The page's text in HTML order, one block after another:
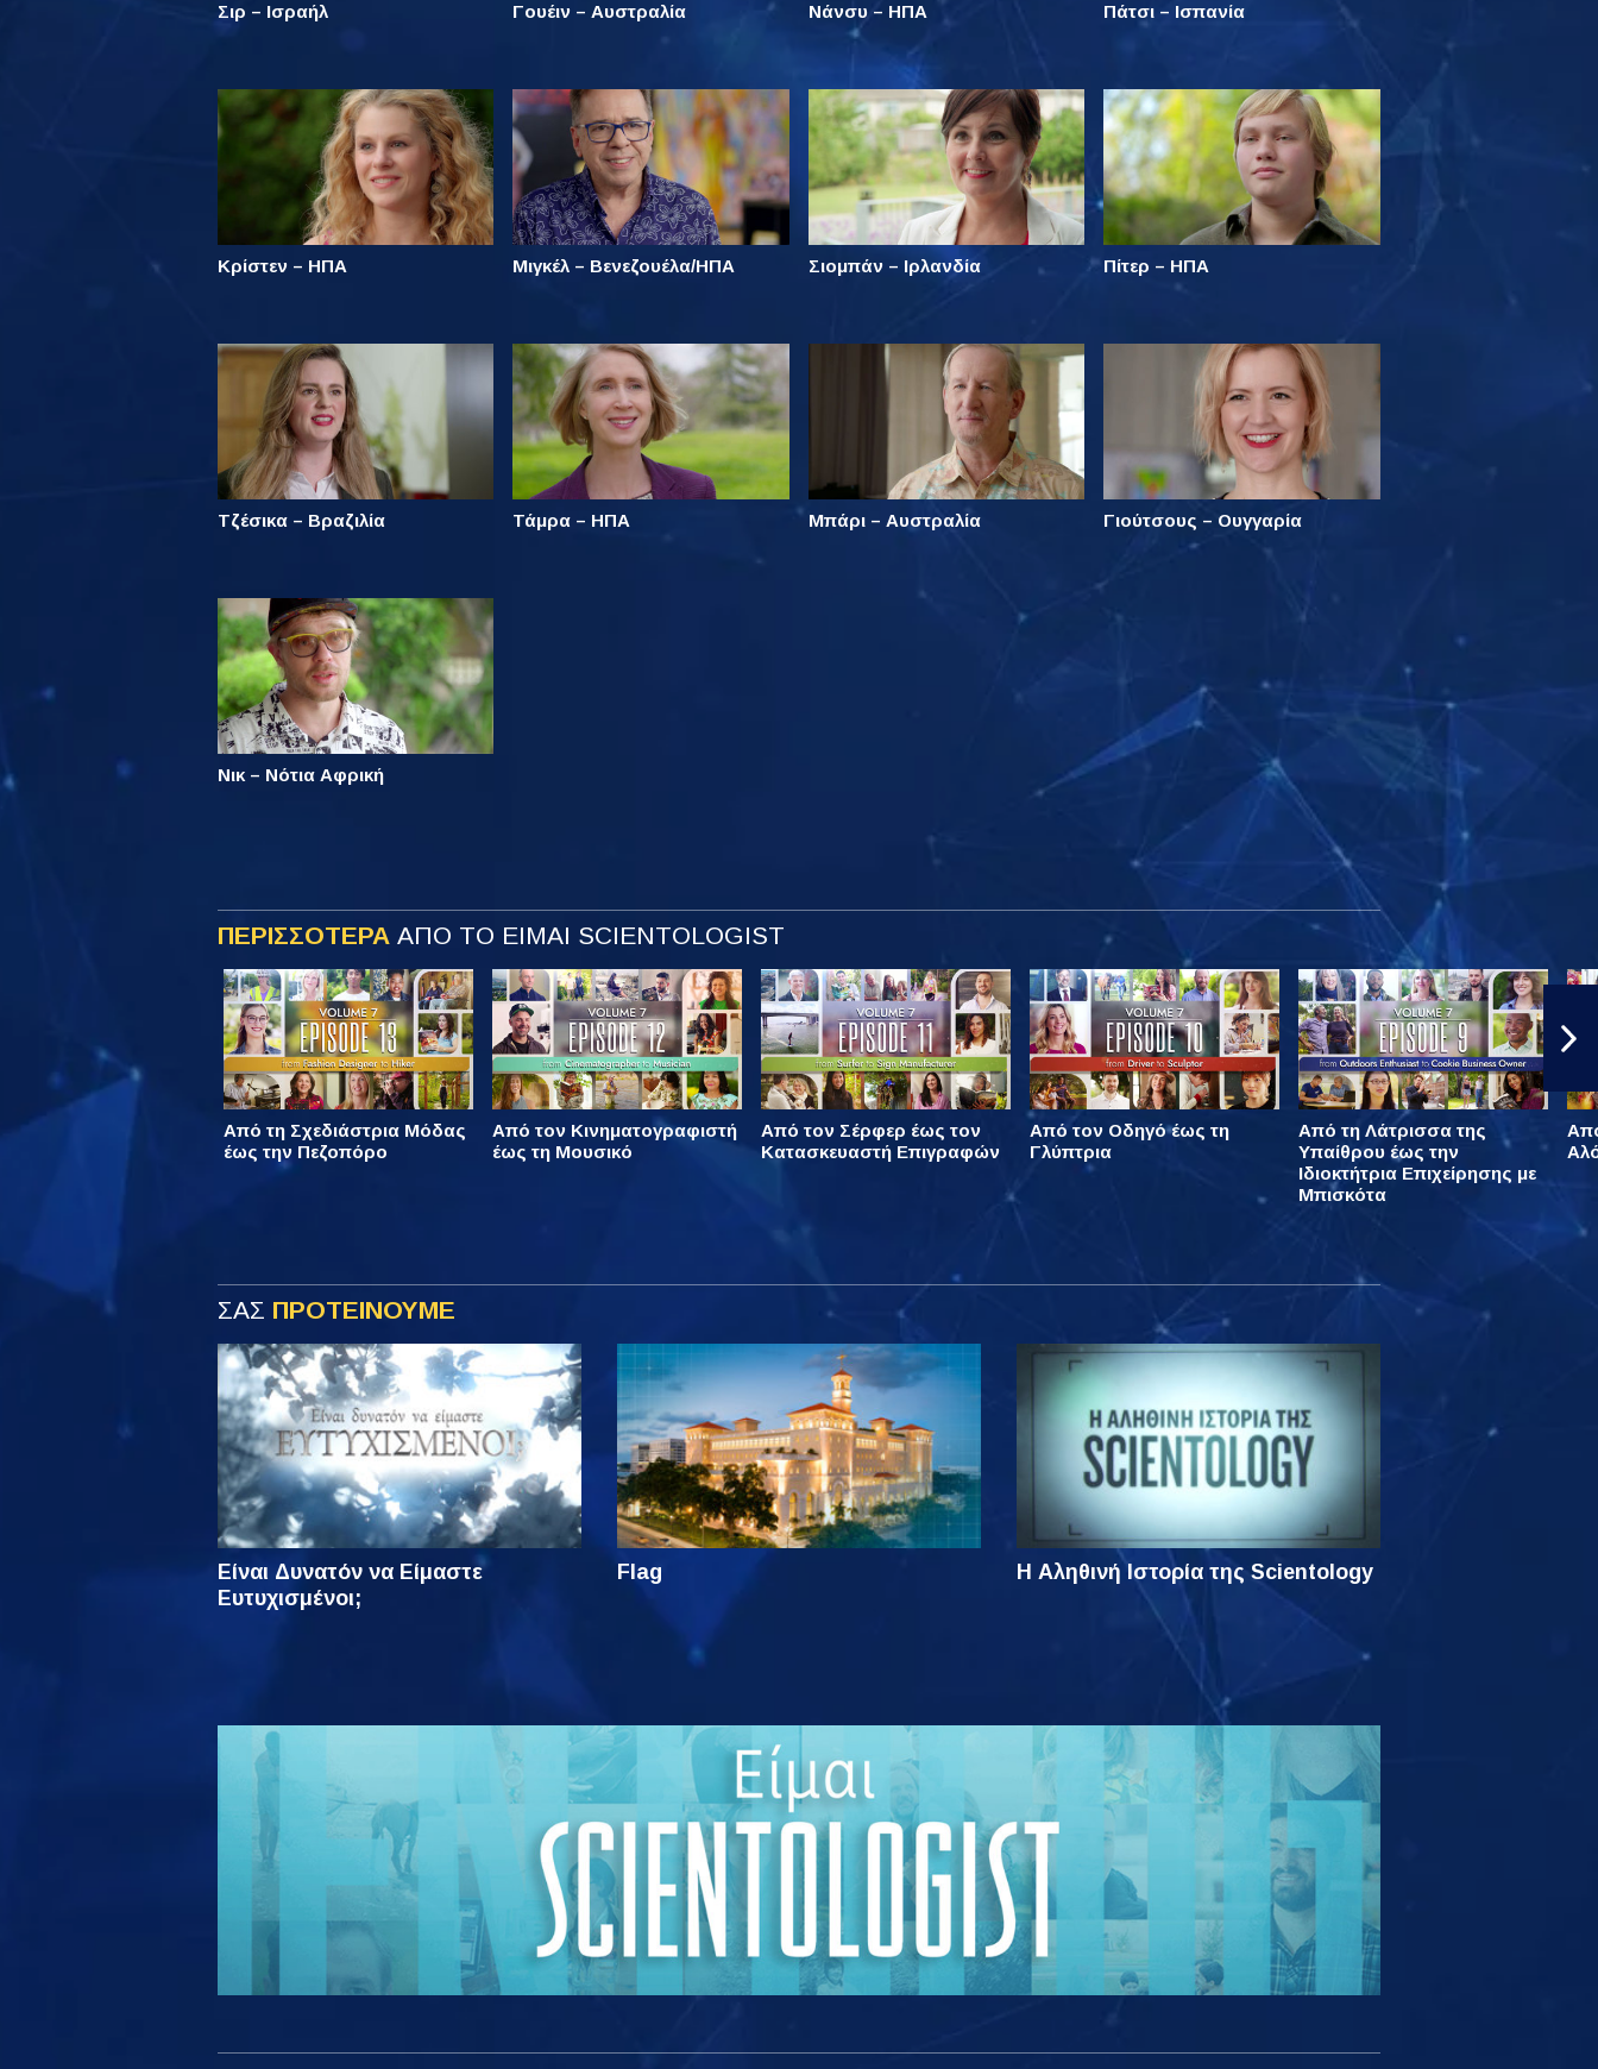
Σιρ – Ισραήλ Γουέιν – Αυστραλία Νάνσυ – ΗΠΑ Πάτσι – Ισπανία
Κρίστεν – ΗΠΑ Μιγκέλ – Βενεζουέλα/ΗΠΑ Σιομπάν – Ιρλανδία Πίτερ – ΗΠΑ
Τζέσικα – Βραζιλία Τάμρα – ΗΠΑ Μπάρι – Αυστραλία Γιούτσους – Ουγγαρία
Νικ – Νότια Αφρική
ΠΕΡΙΣΣΟΤΕΡΑ ΑΠΟ ΤΟ ΕΙΜΑΙ SCIENTOLOGIST
Από τη Σχεδιάστρια Μόδας
έως την Πεζοπόρο
Από τον Κινηματογραφιστή
έως τη Μουσικό
Από τον Σέρφερ έως τον
Κατασκευαστή Επιγραφών
Από τον Οδηγό έως τη
Γλύπτρια
Από τη Λάτρισσα της
Υπαίθρου έως την
Ιδιοκτήτρια Επιχείρησης με
Μπισκότα
ΣΑΣ ΠΡΟΤΕΙΝΟΥΜΕ
Είναι Δυνατόν να Είμαστε
Ευτυχισμένοι;
Flag Η Αληθινή Ιστορία της Scientology